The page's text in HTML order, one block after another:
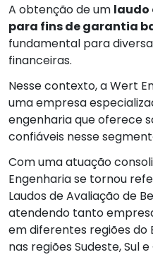
A obtenção de um laudo
para fins de garantia
fundamental para
financeiras.
Nesse contexto, a Wert
uma empresa
engenharia que oferece
confiáveis nesse
Com uma atuação
Engenharia se tornou
Laudos de Avaliação de
atendendo tanto
em diferentes regiões do
nas regiões Sudeste, Sul